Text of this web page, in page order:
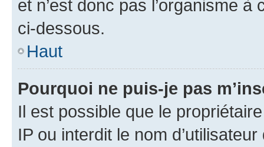
et n’est donc pas l’organisme
ci-dessous.
Haut
Pourquoi ne puis-je pas
Il est possible que le
IP ou interdit le nom